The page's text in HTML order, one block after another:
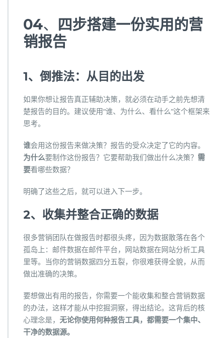
04、 四步搭建一份实用的营
销报告
1、倒推法：从目的出发
如果你想让报告真正辅助决策，就必须在动手之前先想清
楚报告的目的。建议使用“谁、为什么、看什么”这个框架来
思考。
谁会用这份报告来做决策？报告的受众决定了它的内容。
为什么要制作这份报告？它要帮助我们做出什么决策？ 需
要看哪些数据？
明确了这些之后，就可以进入下一步。
2、收集并整合正确的数据
很多营销团队在做报告时都很头疼，因为数据散落在各个
孤岛上：邮件数据在邮件平台，网站数据在网站分析工具
里等。当你的营销数据四分五裂，你很难获得全貌，从而
做出准确的决策。
要想做出有用的报告，你需要一个能收集和整合营销数据
的办法，这样才能从中挖掘洞察，得出结论。这背后的核
心理念是， 无论你使用何种报告工具，都需要一个集中、
干净的数据源。